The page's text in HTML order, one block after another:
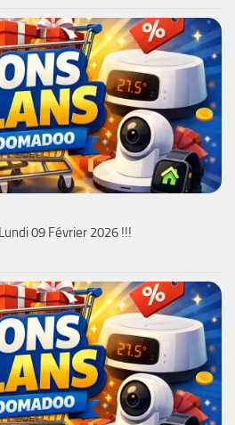
09 Février 2026 !!!